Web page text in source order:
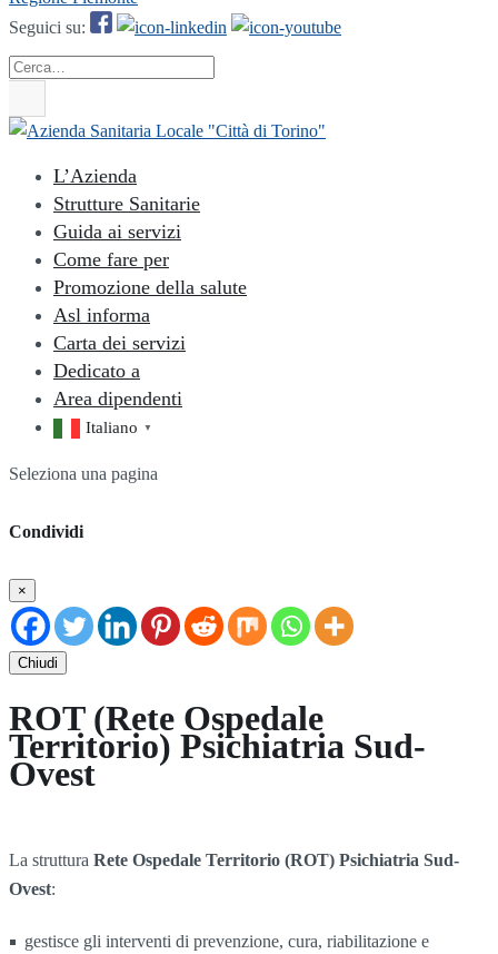
Seguici su:
Cerca
L’Azienda
Strutture Sanitarie
Guida ai servizi
Come fare per
Promozione della salute
Asl informa
Carta dei servizi
Dedicato a
Area dipendenti
Italiano ▼
Seleziona una pagina
Condividi
×
Chiudi
ROT (Rete Ospedale
Territorio) Psichiatria Sud-
Ovest
La struttura Rete Ospedale Territorio (ROT) Psichiatria Sud-
Ovest:
gestisce gli interventi di prevenzione, cura, riabilitazione e